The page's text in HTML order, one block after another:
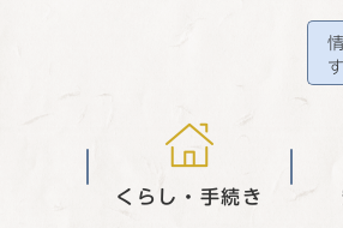
す
くらし・手続き